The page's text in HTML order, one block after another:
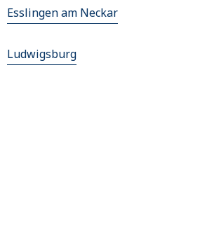
Esslingen am Neckar
Ludwigsburg